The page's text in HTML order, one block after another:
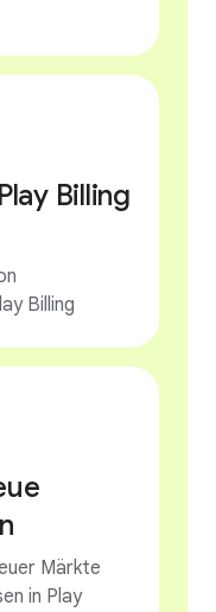
Billing
Billing
Märkte
in Play